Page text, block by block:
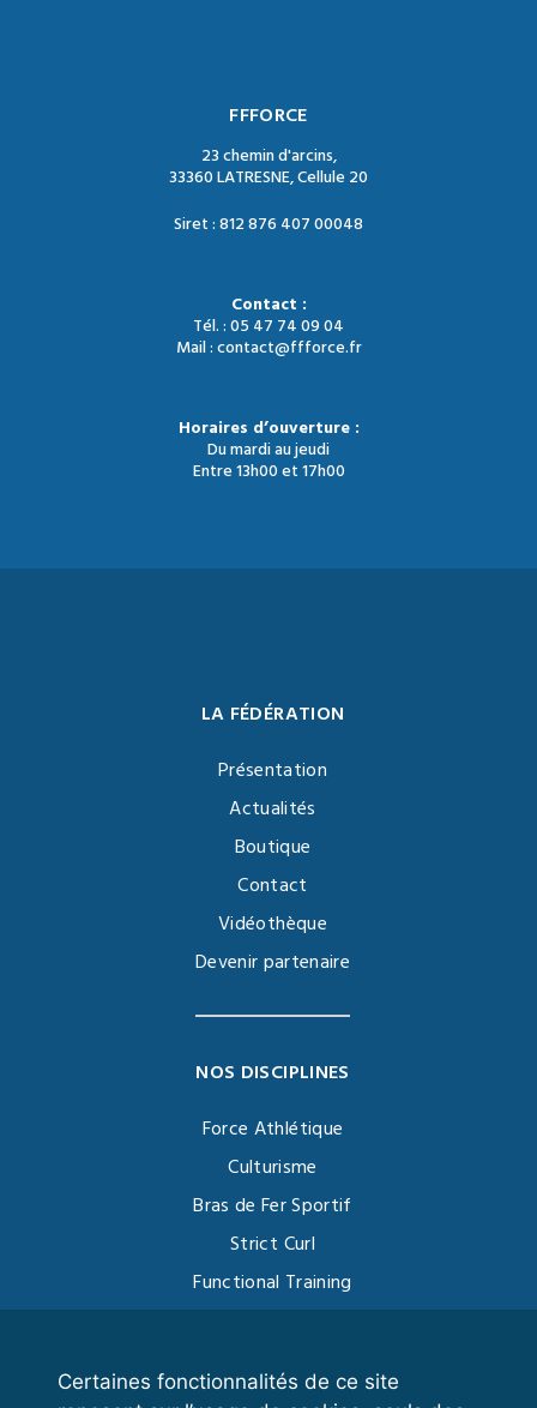
Certaines fonctionnalités de ce site
FFFORCE
23 chemin d'arcins,
33360 LATRESNE, Cellule 20
Siret : 812 876 407 00048
Contact :
Tél. : 05 47 74 09 04
Mail : contact@ffforce.fr
Horaires d’ouverture :
Du mardi au jeudi
Entre 13h00 et 17h00
LA FÉDÉRATION
Présentation
Actualités
Boutique
Contact
Vidéothèque
Devenir partenaire
NOS DISCIPLINES
Force Athlétique
Culturisme
Bras de Fer Sportif
Strict Curl
Functional Training